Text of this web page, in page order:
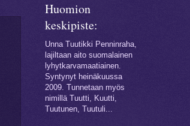
Huomion
keskipiste:
Unna Tuutikki Penninraha,
lajiltaan aito suomalainen
lyhytkarvamaatiainen.
Syntynyt heinäkuussa
2009. Tunnetaan myös
nimillä Tuutti, Kuutti,
Tuutunen, Tuutuli...